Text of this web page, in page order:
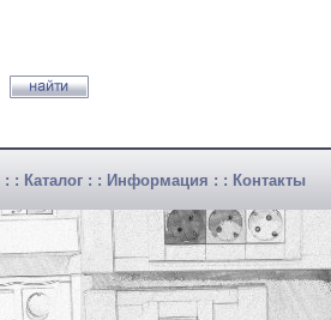
: : Каталог : : Информация : : Контакты